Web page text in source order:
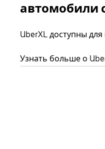
автомобили
UberXL доступны
Узнать больше о